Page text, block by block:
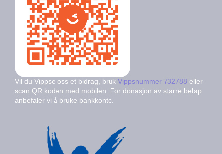
Vil du Vippse oss et bidrag, bruk Vippsnummer 732788 eller
scan QR koden med mobilen. For donasjon av større beløp
anbefaler vi å bruke bankkonto.